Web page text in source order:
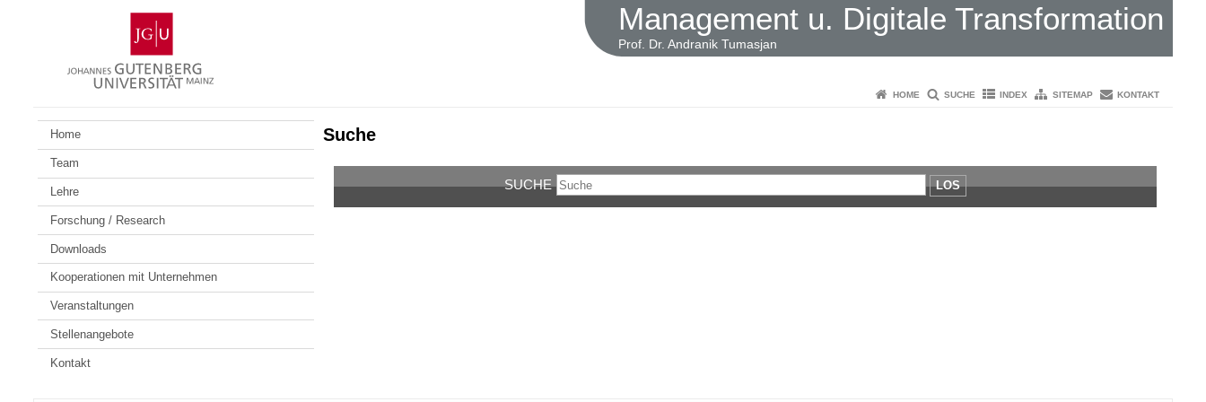
Gutenberg-
Universität
Mainz
Management u. Digitale Transformation
Prof. Dr. Andranik Tumasjan
HOME SUCHE INDEX SITEMAP KONTAKT
Home
Team
Lehre
Forschung / Research
Downloads
Kooperationen mit Unternehmen
Veranstaltungen
Stellenangebote
Kontakt
Suche
SUCHE LOS